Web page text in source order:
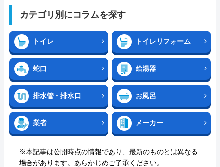
カテゴリ別にコラムを探す
トイレ トイレリフォーム
蛇口 給湯器
排水管・排水口 お風呂
業者 メーカー
※本記事は公開時点の情報であり、最新のものとは異なる
場合があります。あらかじめご了承ください。